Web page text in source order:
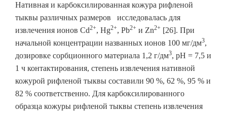
Нативная и карбоксилированная кожура рифленой
тыквы различных размеров исследовалась для
извлечения ионов Cd2+, Hg2+, Pb2+ и Zn2+ [26]. При
начальной концентрации названных ионов 100 мг/дм3,
дозировке сорбционного материала 1,2 г/дм3, рН = 7,5 и
1 ч контактирования, степень извлечения нативной
кожурой рифленой тыквы составили 90 %, 62 %, 95 % и
82 % соответственно. Для карбоксилированного
образца кожуры рифленой тыквы степень извлечения